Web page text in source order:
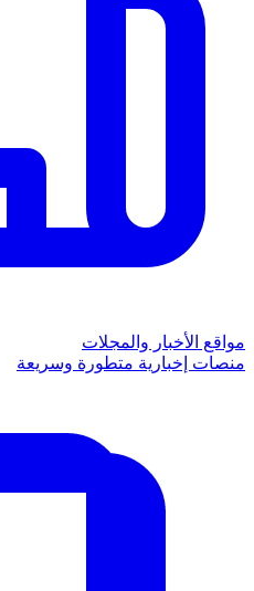
مواقع الأخبار والمجلات
منصات إخبارية متطورة وسريعة